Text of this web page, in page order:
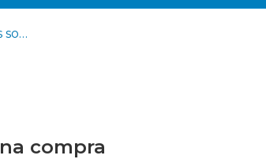
O impacto das redes sociais vídeo no processo de tomada de decisão na compra online
compra